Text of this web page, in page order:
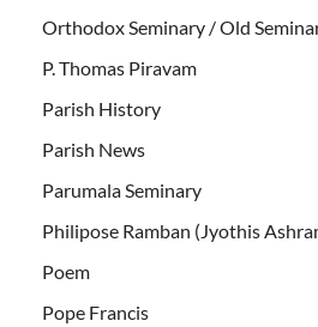
Orthodox Seminary / Old
P. Thomas Piravam
Parish History
Parish News
Parumala Seminary
Philipose Ramban (Jyothis
Poem
Pope Francis